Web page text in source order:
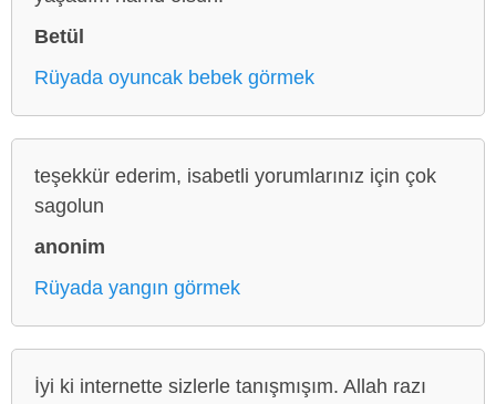
Betül
Rüyada oyuncak bebek görmek
teşekkür ederim, isabetli yorumlarınız için çok
sagolun
anonim
Rüyada yangın görmek
İyi ki internette sizlerle tanışmışım. Allah razı